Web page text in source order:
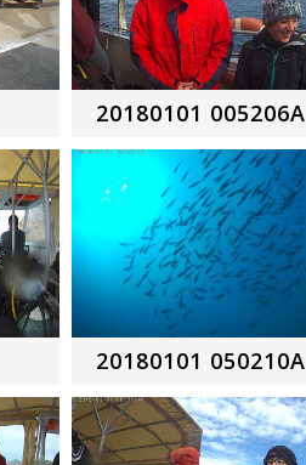
20180101 005206A
20180101 050210A